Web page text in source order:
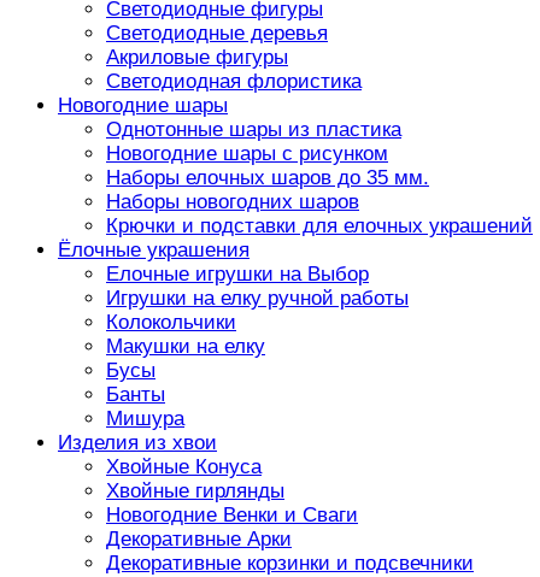
Светодиодные фигуры
Светодиодные деревья
Акриловые фигуры
Светодиодная флористика
Новогодние шары
Однотонные шары из пластика
Новогодние шары с рисунком
Наборы елочных шаров до 35 мм.
Наборы новогодних шаров
Крючки и подставки для елочных украшений
Ёлочные украшения
Елочные игрушки на Выбор
Игрушки на елку ручной работы
Колокольчики
Макушки на елку
Бусы
Банты
Мишура
Изделия из хвои
Хвойные Конуса
Хвойные гирлянды
Новогодние Венки и Сваги
Декоративные Арки
Декоративные корзинки и подсвечники